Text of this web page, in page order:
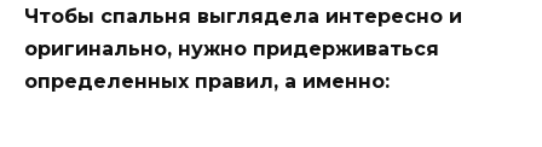
Чтобы спальня выглядела интересно и
оригинально, нужно придерживаться
определенных правил, а именно: